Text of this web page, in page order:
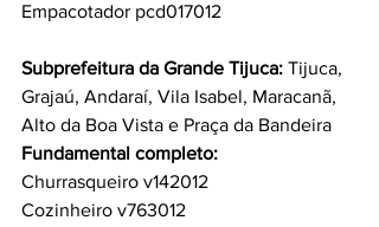
Empacotador pcd017012
Subprefeitura da Grande Tijuca: Tijuca,
Grajaú, Andaraí, Vila Isabel, Maracanã,
Alto da Boa Vista e Praça da Bandeira
Fundamental completo:
Churrasqueiro v142012
Cozinheiro v763012